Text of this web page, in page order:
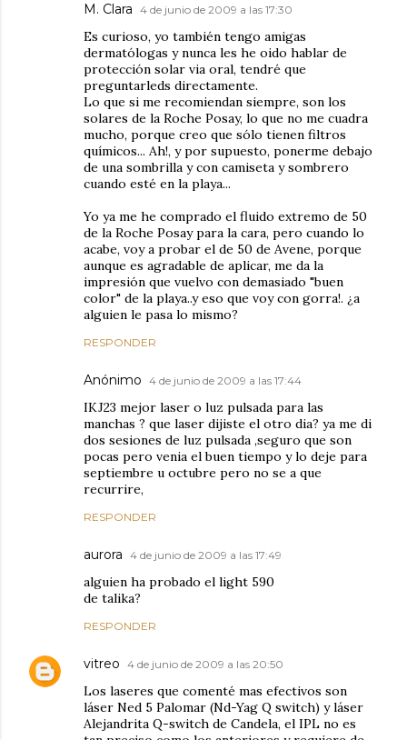
M. Clara 4 de junio de 2009 a las 17:30
Es curioso, yo también tengo amigas
dermatólogas y nunca les he oido hablar de
protección solar via oral, tendré que
preguntarleds directamente.
Lo que si me recomiendan siempre, son los
solares de la Roche Posay, lo que no me cuadra
mucho, porque creo que sólo tienen filtros
químicos... Ah!, y por supuesto, ponerme debajo
de una sombrilla y con camiseta y sombrero
cuando esté en la playa...
Yo ya me he comprado el fluido extremo de 50
de la Roche Posay para la cara, pero cuando lo
acabe, voy a probar el de 50 de Avene, porque
aunque es agradable de aplicar, me da la
impresión que vuelvo con demasiado "buen
color" de la playa..y eso que voy con gorra!. ¿a
alguien le pasa lo mismo?
RESPONDER
Anónimo 4 de junio de 2009 a las 17:44
IKJ23 mejor laser o luz pulsada para las
manchas ? que laser dijiste el otro dia? ya me di
dos sesiones de luz pulsada ,seguro que son
pocas pero venia el buen tiempo y lo deje para
septiembre u octubre pero no se a que
recurrire,
RESPONDER
aurora 4 de junio de 2009 a las 17:49
alguien ha probado el light 590
de talika?
RESPONDER
vitreo 4 de junio de 2009 a las 20:50
Los laseres que comenté mas efectivos son
láser Ned 5 Palomar (Nd-Yag Q switch) y láser
Alejandrita Q-switch de Candela, el IPL no es